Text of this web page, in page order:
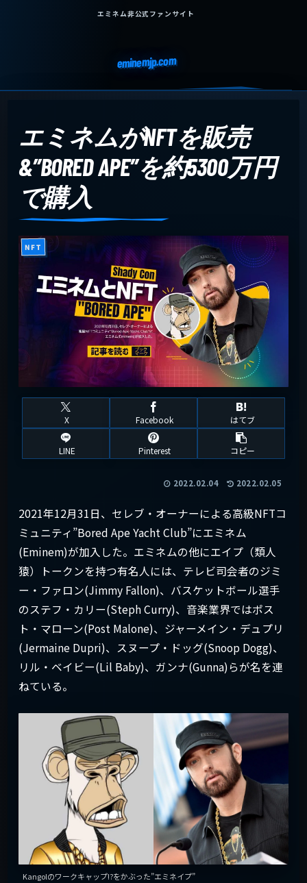
エミネム非公式ファンサイト
eminemjp.com
エミネムがNFTを販売
&”BORED APE”を約5300万円
で購入
NFT
X Facebook はてブ
LINE Pinterest コピー
2022.02.04 2022.02.05
2021年12月31日、セレブ・オーナーによる高級NFTコ
ミュニティ”Bored Ape Yacht Club”にエミネム
(Eminem)が加入した。エミネムの他にエイプ（類人
猿）トークンを持つ有名人には、テレビ司会者のジミ
ー・ファロン(Jimmy Fallon)、バスケットボール選手
のステフ・カリー(Steph Curry)、音楽業界ではポス
ト・マローン(Post Malone)、ジャーメイン・デュプリ
(Jermaine Dupri)、スヌープ・ドッグ(Snoop Dogg)、
リル・ベイビー(Lil Baby)、ガンナ(Gunna)らが名を連
ねている。
Kangolのワークキャップ!?をかぶった”エミネイプ”